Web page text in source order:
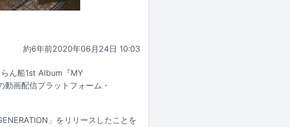
約6年前2020年06月24日 10:03
ん船1st Album『MY
動画配信プラットフォーム・
」をリリースしたことを